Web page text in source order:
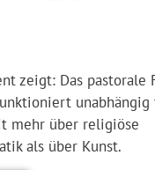
zeigt: Das pastorale
mehr über religiöse
als über Kunst.